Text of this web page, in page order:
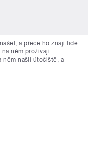
a přece ho znají lidé
něm prožívají
našli útočiště, a